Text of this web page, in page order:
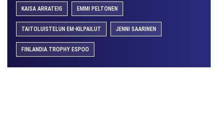
KAISA ARRATEIG EMMI PELTONEN
TAITOLUISTELUN EM-KILPAILUT JENNI SAARINEN
FINLANDIA TROPHY ESPOO